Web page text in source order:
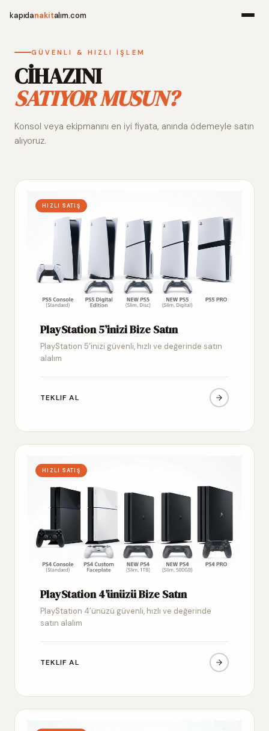
kapıdanakitalım.com
Alım
GÜVENLI & HIZLI İŞLEM
CİHAZINI
SATIYOR MUSUN?
Konsol veya ekipmanını en iyi fiyata, anında ödemeyle satın
alıyoruz.
HIZLI SATIŞ
PlayStation 5’inizi Bize Satın
PlayStation 5’inizi güvenli, hızlı ve değerinde satın
alalım
TEKLIF AL
HIZLI SATIŞ
PlayStation 4’ünüzü Bize Satın
PlayStation 4’ünüzü güvenli, hızlı ve değerinde
satın alalım
TEKLIF AL